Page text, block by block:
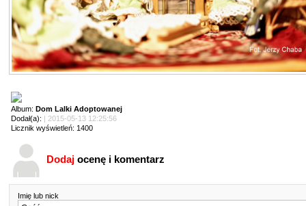
Album: Dom Lalki Adoptowanej
Dodał(a): | 2015-05-13 12:25:56
Licznik wyświetleń: 1400
Dodaj ocenę i komentarz
Imię lub nick